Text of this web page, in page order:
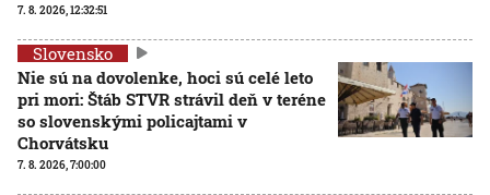
7. 8. 2026, 12:32:51
Slovensko
Nie sú na dovolenke, hoci sú celé leto
pri mori: Štáb STVR strávil deň v teréne
so slovenskými policajtami v
Chorvátsku
7. 8. 2026, 7:00:00